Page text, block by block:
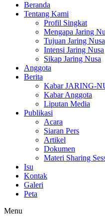
Beranda
Tentang Kami
Profil Singkat
Mengapa Jaring
Tujuan Jaring Nusa
Intensi Jaring Nusa
Sikap Jaring Nusa
Anggota
Berita
Kabar JARING-
Kabar Anggota
Liputan Media
Publikasi
Acara
Siaran Pers
Artikel
Dokumen
Materi Sharing
Isu
Kontak
Galeri
Peta
Menu